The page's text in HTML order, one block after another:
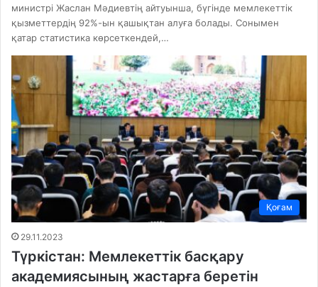
министрі Жаслан Мәдиевтің айтуынша, бүгінде мемлекеттік
қызметтердің 92%-ын қашықтан алуға болады. Сонымен
қатар статистика көрсеткендей,…
Қоғам
29.11.2023
Түркістан: Мемлекеттік басқару
академиясының жастарға беретін